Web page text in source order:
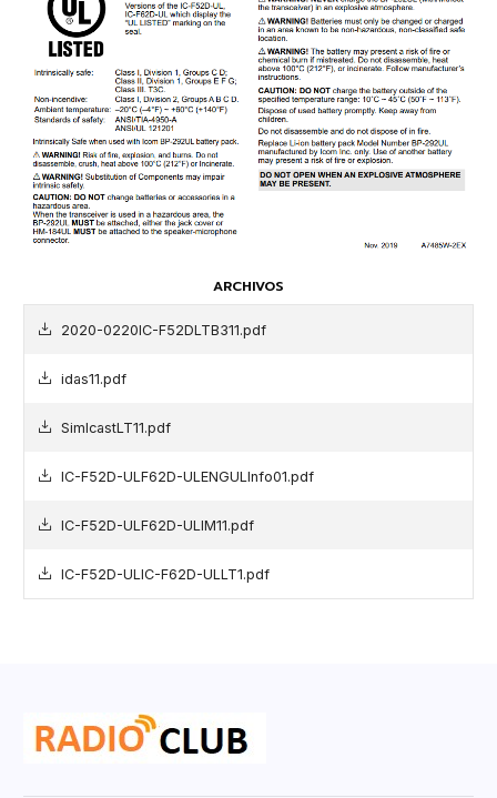
ARCHIVOS
2020-0220IC-F52DLTB311.pdf
idas11.pdf
SimlcastLT11.pdf
IC-F52D-ULF62D-ULENGULInfo01.pdf
IC-F52D-ULF62D-ULIM11.pdf
IC-F52D-ULIC-F62D-ULLT1.pdf